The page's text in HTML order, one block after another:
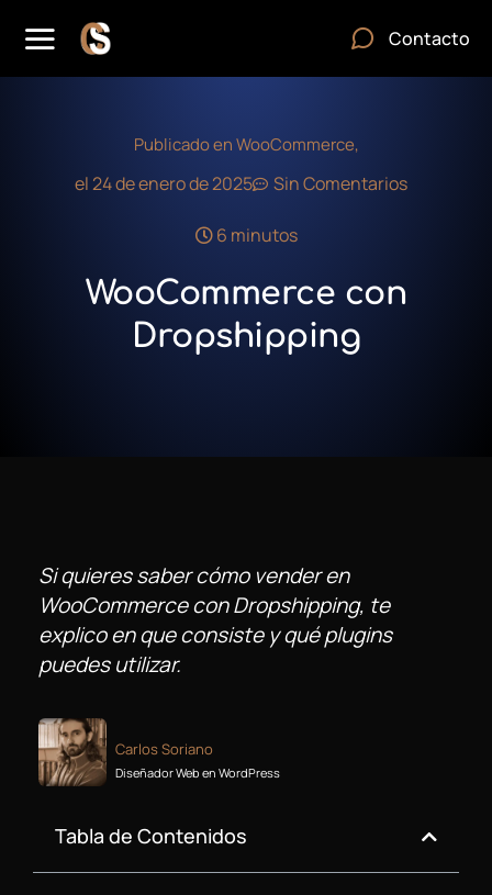
Contacto
Publicado enWooCommerce,
el24 de enero de 2025 Sin Comentarios
6 minutos
WooCommerce con
Dropshipping
Si quieres saber cómo vender en
WooCommerce con Dropshipping, te
explico en que consiste y qué plugins
puedes utilizar.
Carlos Soriano
Diseñador Web en WordPress
Tabla de Contenidos